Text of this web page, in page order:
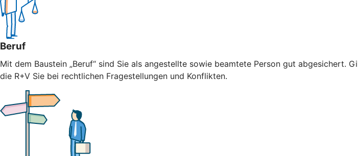
Beruf
Mit dem Baustein „Beruf“ sind Sie als angestellte sowie beamtete Person gut
die R+V Sie bei rechtlichen Fragestellungen und Konflikten.